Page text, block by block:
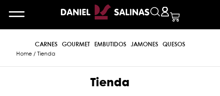
CARNES GOURMET EMBUTIDOS JAMONES QUESOS
Home/ Tienda
Tienda